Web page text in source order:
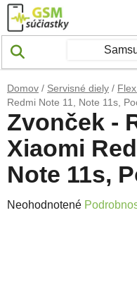
Prejsť na obsah
Domov / Servisné diely /
Redmi Note 11, Note 11s,
Zvonček -
Xiaomi
Note 11s,
Priemerné hodnotenie
Neohodnotené